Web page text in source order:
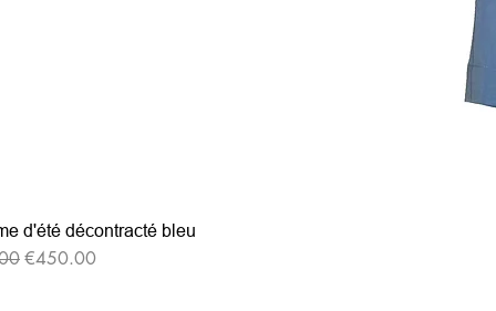
d'été décontracté bleu
セール価格
€450.00